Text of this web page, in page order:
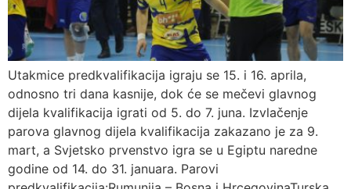
Utakmice predkvalifikacija igraju se 15. i 16. aprila,
odnosno tri dana kasnije, dok će se mečevi glavnog
dijela kvalifikacija igrati od 5. do 7. juna. Izvlačenje
parova glavnog dijela kvalifikacija zakazano je za 9.
mart, a Svjetsko prvenstvo igra se u Egiptu naredne
godine od 14. do 31. januara. Parovi